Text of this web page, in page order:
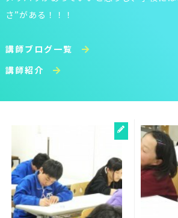
さ”がある！！！
講師ブログ一覧
講師紹介